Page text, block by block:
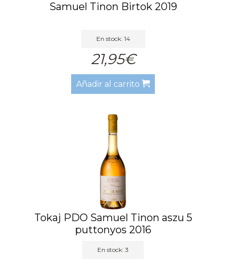
Samuel Tinon Birtok 2019
En stock: 14
21,95€
Añadir al carrito
Tokaj PDO Samuel Tinon aszu 5
puttonyos 2016
En stock: 3